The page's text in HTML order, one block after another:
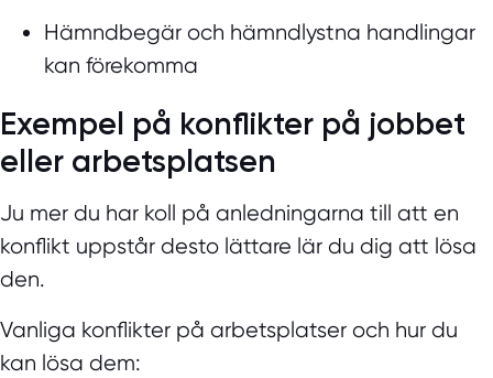
Hämndbegär och hämndlystna handlingar
kan förekomma
Exempel på konflikter på jobbet
eller arbetsplatsen
Ju mer du har koll på anledningarna till att en
konflikt uppstår desto lättare lär du dig att lösa
den.
Vanliga konflikter på arbetsplatser och hur du
kan lösa dem: